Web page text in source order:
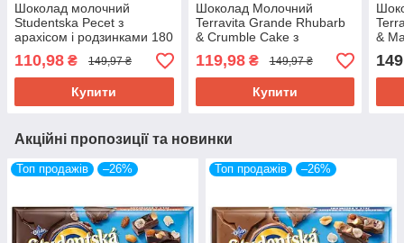
Шоколад молочний
Studentska Pecet з
арахісом і родзинками 180
г Чехія
110,98 ₴ 149,97 ₴
Купити
Шоколад Молочний
Terravita Grande Rhubarb
& Crumble Cake з
Начинкою з Ревеню та
Тертим Пирогом 235 г
Польща
119,98₴ 149,97 ₴
Купити
&
Акційні пропозиції та новинки
Топ продажів –26% Топ продажів –26%